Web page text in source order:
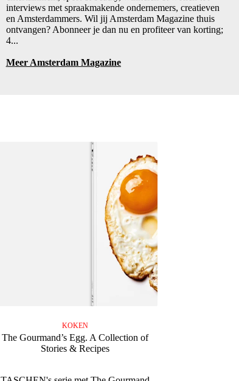
interviews met spraakmakende ondernemers, creatieven
en Amsterdammers. Wil jij Amsterdam Magazine thuis
ontvangen? Abonneer je dan nu en profiteer van korting;
4...
Meer Amsterdam Magazine
KOKEN
The Gourmand’s Egg. A Collection of
Stories & Recipes